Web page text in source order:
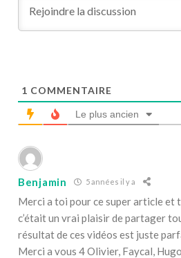
1 COMMENTAIRE
Le plus ancien
Benjamin 5 années il y a
Merci a toi pour ce super article et
c’était un vrai plaisir de partager
résultat de ces vidéos est juste
Merci a vous 4 Olivier, Faycal,